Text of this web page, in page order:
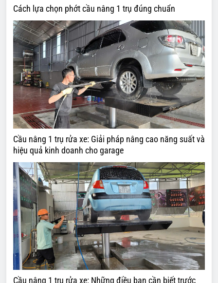
Cách lựa chọn phớt cầu nâng 1 trụ đúng chuẩn
Cầu nâng 1 trụ rửa xe: Giải pháp nâng cao năng suất và
hiệu quả kinh doanh cho garage
Cầu nâng 1 trụ rửa xe: Những điều bạn cần biết trước